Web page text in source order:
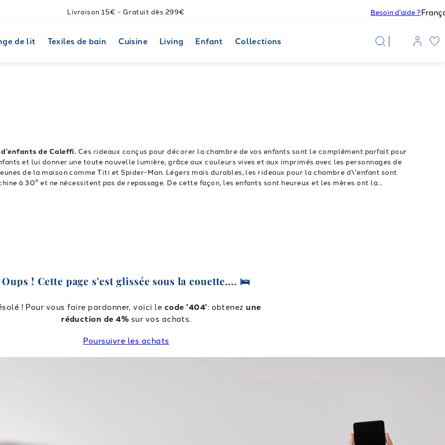
Livraison 15€ - Gratuit dès 299€ Besoin d'aide ?
de lit Texiles de bain Cuisine Living Enfant Collections
d'enfants de Caleffi. Ces rideaux conçus pour décorer la chambre de vos enfants sont le complément parfait pour
et lui donner une toute nouvelle lumière, grâce aux couleurs vives et aux imprimés avec les personnages de
de la maison comme Titi et Spider-Man. Légers mais durables, les rideaux pour la chambre d\'enfant sont
à 30° et ne nécessitent pas de repassage. De cette façon, les enfants sont heureux et les mères ont la
Oups ! Cette page s'est glissée sous la couette.... 🛌
! Pour vous faire pardonner, voici le code '404': obtenez une
réduction de 4% sur vos achats.
Poursuivre les achats